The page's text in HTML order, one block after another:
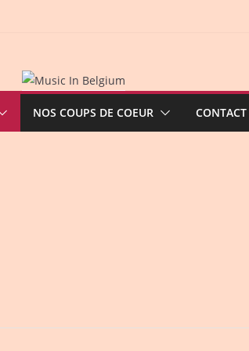
NOS COUPS DE COEUR CONTACT